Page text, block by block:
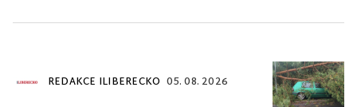
REDAKCE ILIBERECKO 05. 08. 2026